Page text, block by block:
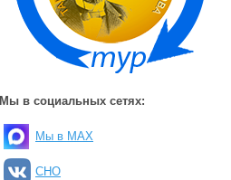
Мы в социальных сетях:
Мы в MAX
СНО